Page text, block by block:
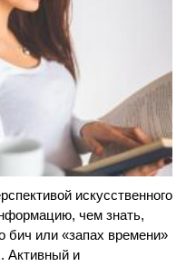
искусственного
чем знать,
бич или «запах времени»
Активный и